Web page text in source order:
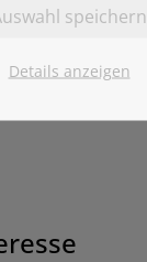
speichern
Details anzeigen